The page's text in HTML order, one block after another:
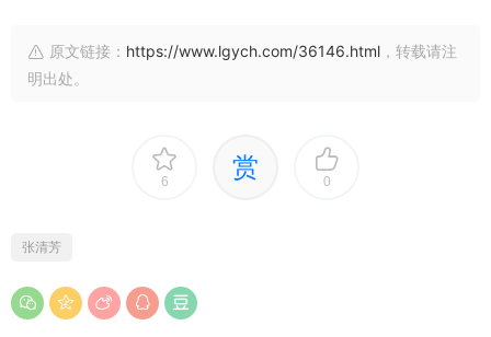
原文链接： https://www.lgych.com/36146.html ，转载请注
明出处。
6 赏 0
张清芳